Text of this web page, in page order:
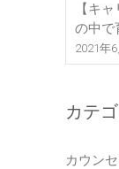
【キ
の中で
2021年
カテ
カウン